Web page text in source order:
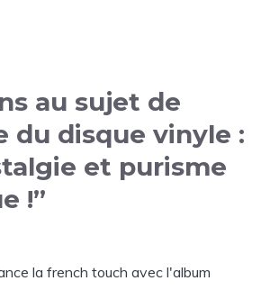
au sujet de
du disque vinyle :
et purisme
!”
la french touch avec l'album